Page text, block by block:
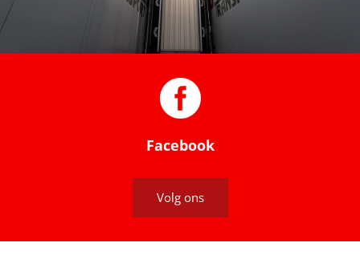
Facebook
Volg ons